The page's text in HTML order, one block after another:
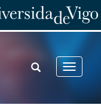
Toggle
TOGGLE
SEARCH